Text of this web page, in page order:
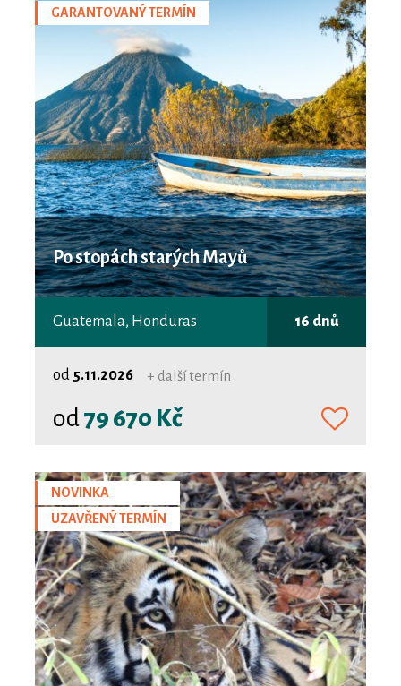
GARANTOVANÝ TERMÍN
Po stopách starých Mayů
Guatemala, Honduras 16 dnů
od 5.11.2026 + další termín
od79 670 Kč
NOVINKA
UZAVŘENÝ TERMÍN